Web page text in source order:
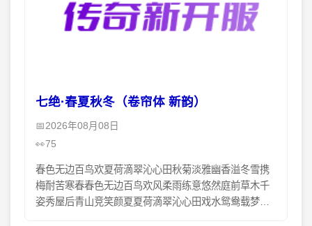
七绝·春夏秋冬（卷帘体 新韵）
2026年08月08日
75
春色无边百鸟欢夏荷滴翠沁心田秋菊淡雅幽香溢冬雪携
梅耐苦寒春春色无边百鸟欢风柔雨练意悠然庭前草木千
姿秀屋后青山竞笑颜夏夏荷滴翠沁心田戏水鸳鸯载梦翩